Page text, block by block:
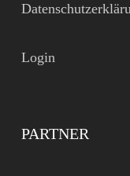
Login
PARTNER